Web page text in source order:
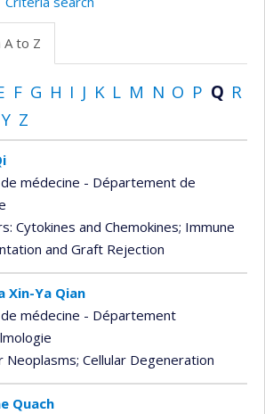
to Z
F G H I J K L M N O P Q R
Y Z
médecine - Département de
Cytokines and Chemokines; Immune
and Graft Rejection
Xin-Ya Qian
de médecine - Département
Neoplasms; Cellular Degeneration
Quach